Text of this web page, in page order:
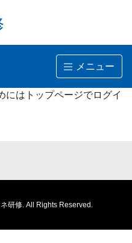
メニュー
にはトップページでログイ
研修. All Rights Reserved.